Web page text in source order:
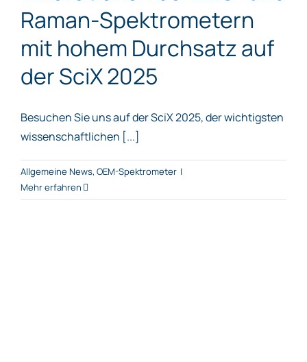
Raman-Spektrometern
mit hohem Durchsatz auf
der SciX 2025
Besuchen Sie uns auf der SciX 2025, der wichtigsten
wissenschaftlichen [...]
Allgemeine News, OEM-Spektrometer |
Mehr erfahren